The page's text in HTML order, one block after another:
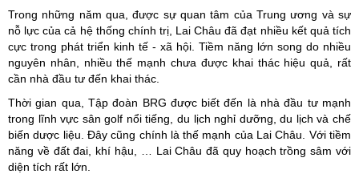
Trong những năm qua, được sự quan tâm của Trung ương và sự
nỗ lực của cả hệ thống chính trị, Lai Châu đã đạt nhiều kết quả tích
cực trong phát triển kinh tế - xã hội. Tiềm năng lớn song do nhiều
nguyên nhân, nhiều thế mạnh chưa được khai thác hiệu quả, rất
cần nhà đầu tư đến khai thác.
Thời gian qua, Tập đoàn BRG được biết đến là nhà đầu tư mạnh
trong lĩnh vực sân golf nổi tiếng, du lịch nghỉ dưỡng, du lịch và chế
biến dược liệu. Đây cũng chính là thế mạnh của Lai Châu. Với tiềm
năng về đất đai, khí hậu, … Lai Châu đã quy hoạch trồng sâm với
diện tích rất lớn.